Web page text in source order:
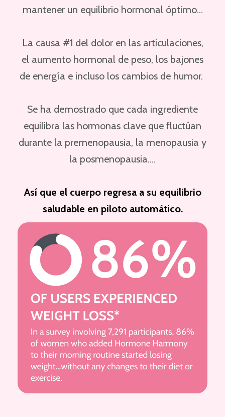
mantener un equilibrio hormonal óptimo...
La causa #1 del dolor en las articulaciones,
el aumento hormonal de peso, los bajones
de energía e incluso los cambios de humor.
Se ha demostrado que cada ingrediente
equilibra las hormonas clave que fluctúan
durante la premenopausia, la menopausia y
la posmenopausia....
Así que el cuerpo regresa a su equilibrio
saludable en piloto automático.